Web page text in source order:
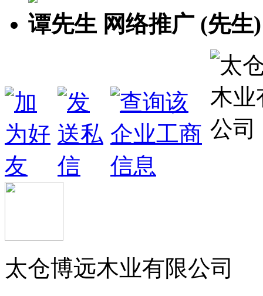
谭先生 网络推广 (先
太仓博远木业有限公司